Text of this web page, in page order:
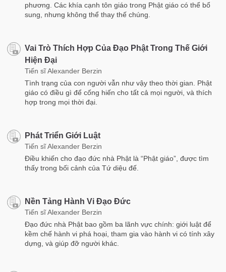
phương. Các khía cạnh tôn giáo trong Phật giáo có thể bổ
sung, nhưng không thể thay thế chúng.
Vai Trò Thích Hợp Của Đạo Phật Trong Thế Giới
Hiện Đại
Tiến sĩ Alexander Berzin
Tình trạng của con người vẫn như vậy theo thời gian. Phật
giáo có điều gì để cống hiến cho tất cả mọi người, và thích
hợp trong mọi thời đại.
Phát Triển Giới Luật
Tiến sĩ Alexander Berzin
Điều khiến cho đạo đức nhà Phật là “Phật giáo”, được tìm
thấy trong bối cảnh của Tứ diệu đế.
Nền Tảng Hành Vi Đạo Đức
Tiến sĩ Alexander Berzin
Đạo đức nhà Phật bao gồm ba lãnh vực chính: giới luật để
kềm chế hành vi phá hoại, tham gia vào hành vi có tính xây
dựng, và giúp đỡ người khác.